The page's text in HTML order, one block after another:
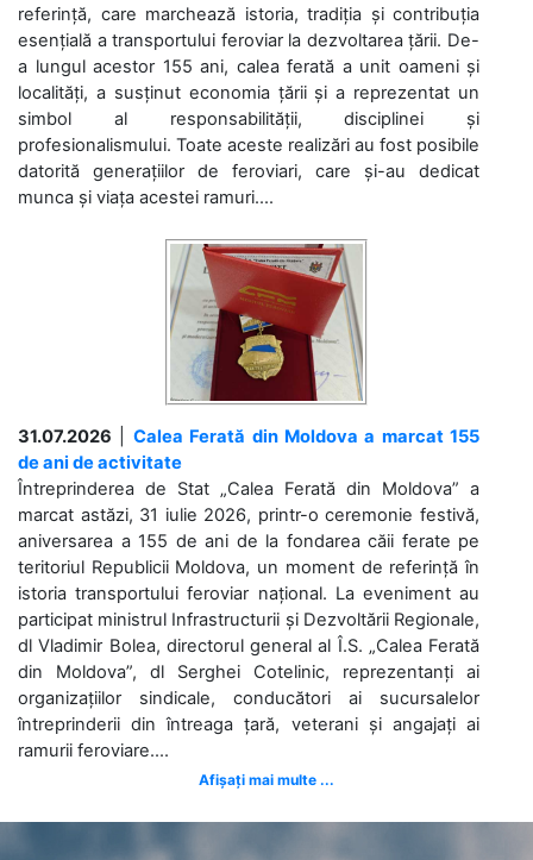
referință, care marchează istoria, tradiția și contribuția
esențială a transportului feroviar la dezvoltarea țării. De-
a lungul acestor 155 ani, calea ferată a unit oameni și
localități, a susținut economia țării și a reprezentat un
simbol al responsabilității, disciplinei și
profesionalismului. Toate aceste realizări au fost posibile
datorită generațiilor de feroviari, care și-au dedicat
munca și viața acestei ramuri....
31.07.2026
Calea Ferată din Moldova a marcat 155
de ani de activitate
Întreprinderea de Stat „Calea Ferată din Moldova” a
marcat astăzi, 31 iulie 2026, printr-o ceremonie festivă,
aniversarea a 155 de ani de la fondarea căii ferate pe
teritoriul Republicii Moldova, un moment de referință în
istoria transportului feroviar național. La eveniment au
participat ministrul Infrastructurii și Dezvoltării Regionale,
dl Vladimir Bolea, directorul general al Î.S. „Calea Ferată
din Moldova”, dl Serghei Cotelinic, reprezentanți ai
organizațiilor sindicale, conducători ai sucursalelor
întreprinderii din întreaga țară, veterani și angajați ai
ramurii feroviare....
Afișați mai multe ...